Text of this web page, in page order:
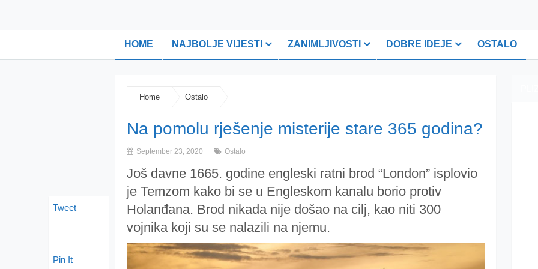
HOME NAJBOLJE VIJESTI ZANIMLJIVOSTI DOBRE IDEJE OSTALO
Home Ostalo
Na pomolu rješenje misterije stare 365 godina?
September 23, 2020 Ostalo
Još davne 1665. godine engleski ratni brod “London” isplovio
je Temzom kako bi se u Engleskom kanalu borio protiv
Holanđana. Brod nikada nije došao na cilj, kao niti 300
vojnika koji su se nalazili na njemu.
Tweet
Pin It